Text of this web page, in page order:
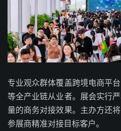
专业观众群体覆盖跨境电商平
等全产业链从业者。展会实行
量的商务对接效果。主办方还
参展商精准对接目标客户。